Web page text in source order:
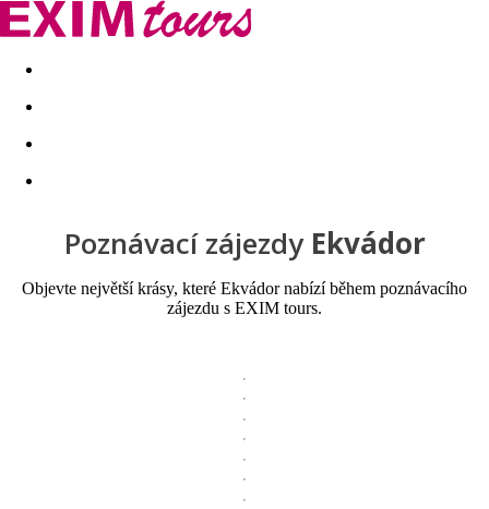
Akční nabídky Last minute
Poznávací zájezdy Ekvádor
Objevte největší krásy, které Ekvádor nabízí během poznávacího
zájezdu s EXIM tours.